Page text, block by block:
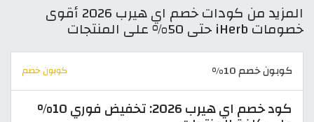
المزيد من كودات خصم اي هيرب 2026 أقوى
خصومات iHerb حتى 50% على المنتجات
كوبون خصم 10% كوبون خصم
كود خصم اي هيرب 2026: تخفيض فوري 10%